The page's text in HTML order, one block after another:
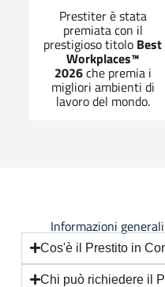
Prestiter è stata
premiata con il
prestigioso titolo Best
Workplaces™
2026che premia i
migliori ambienti di
lavoro del mondo.
Informazioni
Cos'è il Prestito in
Chi può richiedere il